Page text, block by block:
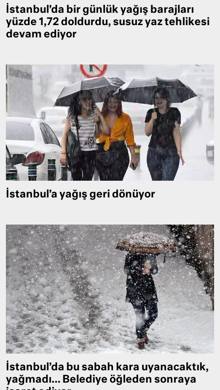
İstanbul’da bir günlük yağış barajları
yüzde 1,72 doldurdu, susuz yaz tehlikesi
devam ediyor
İstanbul’a yağış geri dönüyor
İstanbul’da bu sabah kara uyanacaktık,
yağmadı… Belediye öğleden sonraya